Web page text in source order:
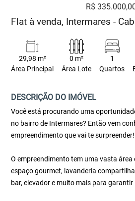
R$
Flat à venda, Intermares -
29,98 m²
Área Principal
0 m²
Área Lote
1
Quartos
DESCRIÇÃO DO IMÓVEL
Você está procurando uma
no bairro de Intermares? Então vem
empreendimento que vai te surpreender!
O empreendimento tem uma vasta área
espaço gourmet, lavanderia
bar, elevador e muito mais para garantir